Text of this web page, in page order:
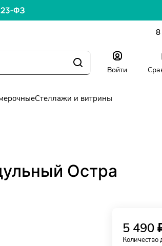
Войти
Стеллажи и витрины
Остра
5 490
Количество